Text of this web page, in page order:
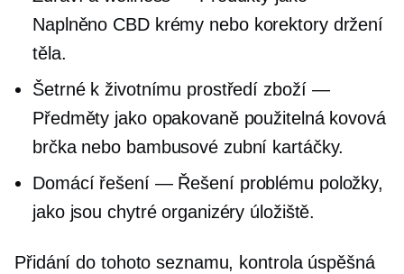
Naplněno CBDkrémy nebo korektory držení
těla.
Šetrné k životnímu prostředí zboží —
Předměty jako opakovaně použitelná kovová
brčka nebo bambusové zubní kartáčky.
Domácí řešení — Řešení problému položky,
jako jsou chytré organizéry úložiště.
Přidání do tohoto seznamu, kontrola úspěšná